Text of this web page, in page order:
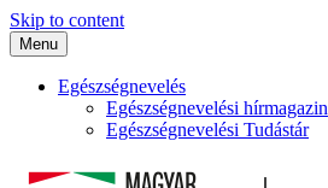
Skip to content
Menu
Egészségnevelés
Egészségnevelési hírmagazin
Egészségnevelési Tudástár